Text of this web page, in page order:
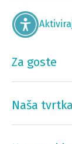
Za goste
Naša tvrtka